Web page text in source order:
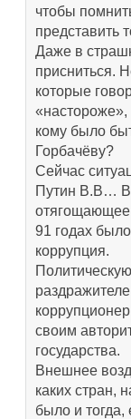
чтобы
представить
Даже в
присниться.
которые
«настороже»,
кому было
Горбачёву?
Сейчас
Путин В.В…
отягощающее
91 годах
коррупция.
своим
государства.
Внешнее
каких стран,
было и тогда,